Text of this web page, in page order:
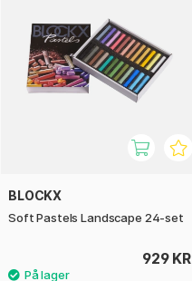
BLOCKX
Soft Pastels Landscape 24-set
929 KR